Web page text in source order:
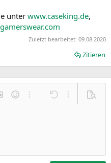
unterwww.caseking.de,
Zuletzt bearbeitet: 09.08.2020
Zitieren
Liste
Liste
einfügen
SmileysWeitere Einstellungen…
Rückgängig
Weitere